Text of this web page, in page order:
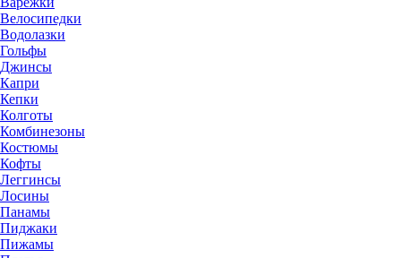
Велосипедки
Водолазки
Гольфы
Джинсы
Капри
Кепки
Колготы
Комбинезоны
Костюмы
Кофты
Леггинсы
Лосины
Панамы
Пиджаки
Пижамы